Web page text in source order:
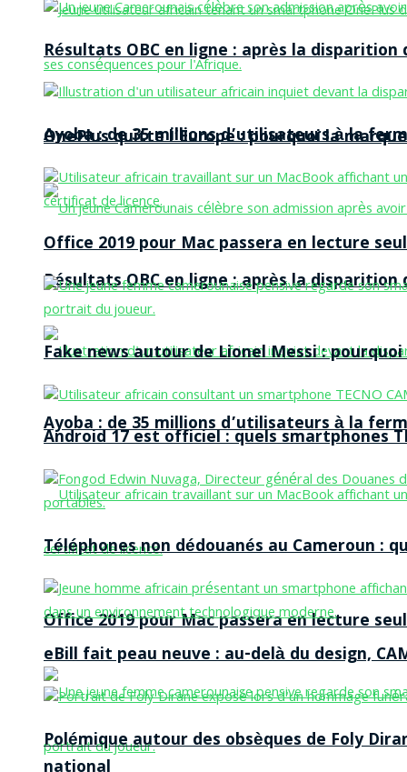
OnePlus quitte l’Europe : pourquoi la
Résultats OBC en ligne : après la disparition
Ayoba : de 35 millions d’utilisateurs à la
Office 2019 pour Mac passera en lecture
Résultats OBC en ligne : après la disparition
Ayoba : de 35 millions d’utilisateurs à la
Office 2019 pour Mac passera en lecture
Fake news autour de Lionel Messi :
Android 17 est officiel : quels smartphones
Téléphones non dédouanés au Cameroun :
eBill fait peau neuve : au-delà du design,
Polémique autour des obsèques de Foly